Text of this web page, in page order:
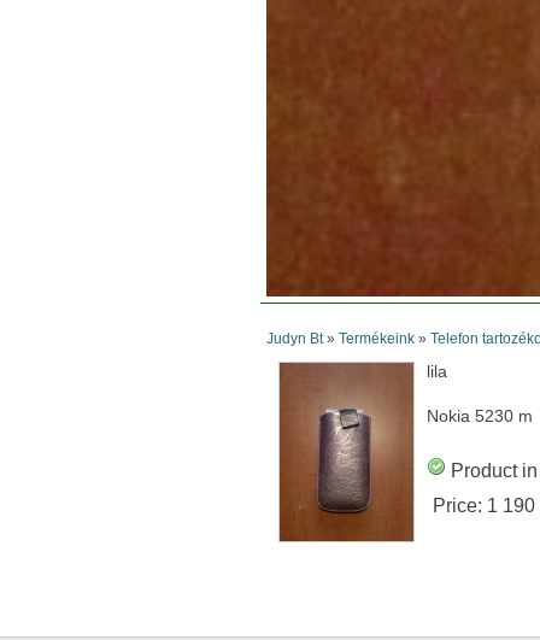
Judyn Bt» Termékeink» Telefon
lila
Nokia 5230 m
Product
Price: 1